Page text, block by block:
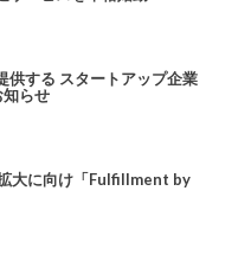
供する スタートアップ企業
らせ
大に向け「Fulfillment by